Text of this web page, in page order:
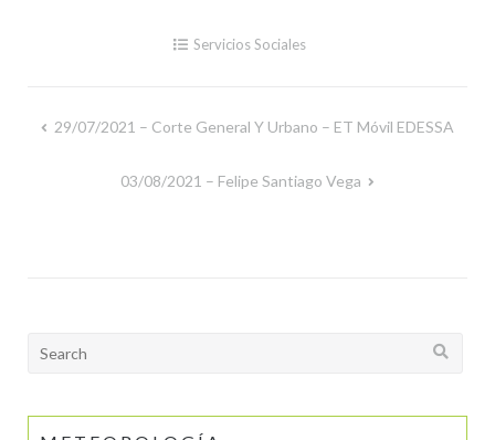
Servicios Sociales
29/07/2021 – Corte General Y Urbano – ET Móvil EDESSA
03/08/2021 – Felipe Santiago Vega
Search